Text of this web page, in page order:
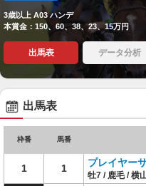
3歳以上 A03 ハンデ
本賞金：150、60、38、23、15万円
出馬表 データ分析
出馬表
枠番 馬番
1 1 プレイヤー
牡7 / 鹿毛 / 横